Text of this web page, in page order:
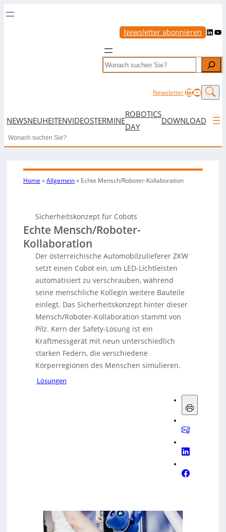
Newsletter abonnieren LinkedIn YouTube
Search
NewsletterLinkedIn
NEWSNEUHEITENVIDEOSTERMINE
ROBOTICS
DAY
DOWNLOAD
Search
Home »Allgemein» Echte Mensch/Roboter-Kollaboration
Sicherheitskonzept für Cobots
Echte Mensch/Roboter-
Kollaboration
Der österreichische Automobilzulieferer ZKW
setzt einen Cobot ein, um LED-Lichtleisten
automatisiert zu verschrauben, während
seine menschliche Kollegin weitere Bauteile
einlegt. Das Sicherheitskonzept hinter dieser
Mensch/Roboter-Kollaboration stammt von
Pilz. Kern der Safety-Lösung ist ein
Kraftmessgerät mit neun unterschiedlich
starken Federn, die verschiedene
Körperregionen des Menschen simulieren.
Lösungen